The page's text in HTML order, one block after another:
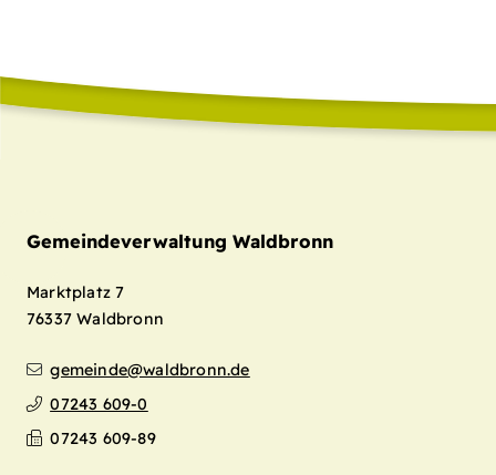
Gemeindeverwaltung Waldbronn
Marktplatz 7
76337 Waldbronn
gemeinde@waldbronn.de
07243 609-0
07243 609-89